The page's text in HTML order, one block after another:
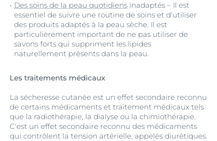
Des soins de la peau quotidiens inadaptés – Il est
essentiel de suivre une routine de soins et d'utiliser
des produits adaptés à la peau sèche. Il est
particulièrement important de ne pas utiliser de
savons forts qui suppriment les lipides
naturellement présents dans la peau.
Les traitements médicaux
La sécheresse cutanée est un effet secondaire reconnu
de certains médicaments et traitement médicaux tels
que la radiothérapie, la dialyse ou la chimiothérapie.
C'est un effet secondaire reconnu des médicaments
qui contrôlent la tension artérielle, appelés diurétiques.